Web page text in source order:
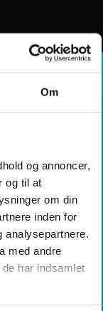
Om
og annoncer,
og til at
om din
inden for
med andre
har indsamlet